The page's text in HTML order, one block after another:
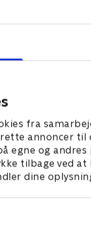
fra
annoncer til
egne og
tilbage ved at
dine
bliver han
far tilstår